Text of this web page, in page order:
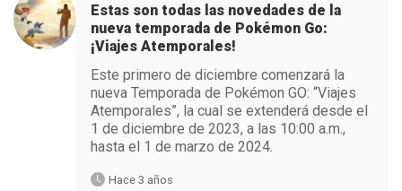
Estas son todas las novedades de la
nueva temporada de Pokémon Go:
¡Viajes Atemporales!
Este primero de diciembre comenzará la
nueva Temporada de Pokémon GO: “Viajes
Atemporales”, la cual se extenderá desde el
1 de diciembre de 2023, a las 10:00 a.m.,
hasta el 1 de marzo de 2024.
Hace 3 años